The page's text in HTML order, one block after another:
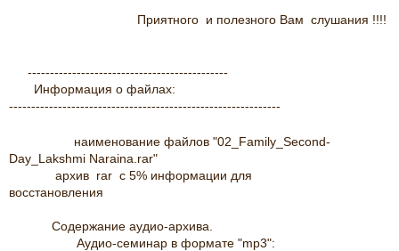
Приятного и полезного Вам слушания !!!!
---------------------------------------------
Информация о файлах:
-------------------------------------------------------------
наименование файлов "02_Family_Second-
Day_Lakshmi Naraina.rar"
архив rar c 5% информации для
восстановления
Содержание аудио-архива.
Аудио-семинар в формате "mp3":